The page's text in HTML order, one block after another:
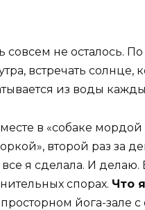
совсем не осталось.
встречать
из воды
в «собаке
второй раз за
все я сделала. И
спорах. Что
йога-зале